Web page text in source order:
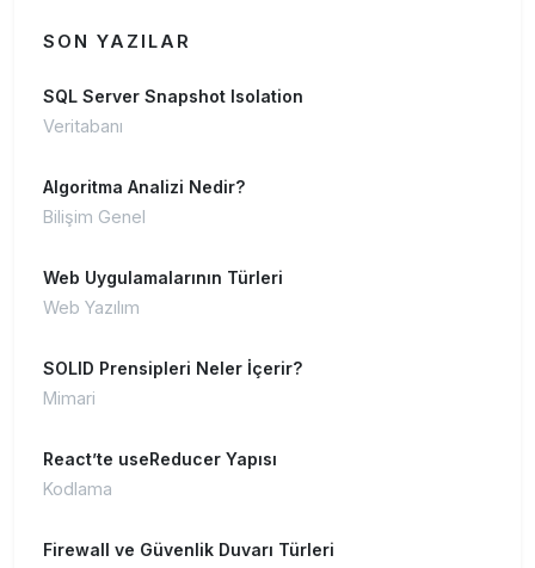
SON YAZILAR
SQL Server Snapshot Isolation
Veritabanı
Algoritma Analizi Nedir?
Bilişim Genel
Web Uygulamalarının Türleri
Web Yazılım
SOLID Prensipleri Neler İçerir?
Mimari
React’te useReducer Yapısı
Kodlama
Firewall ve Güvenlik Duvarı Türleri